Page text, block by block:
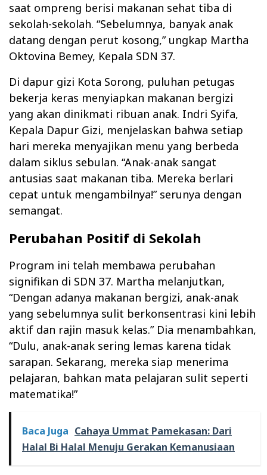
saat ompreng berisi makanan sehat tiba di
sekolah-sekolah. “Sebelumnya, banyak anak
datang dengan perut kosong,” ungkap Martha
Oktovina Bemey, Kepala SDN 37.
Di dapur gizi Kota Sorong, puluhan petugas
bekerja keras menyiapkan makanan bergizi
yang akan dinikmati ribuan anak. Indri Syifa,
Kepala Dapur Gizi, menjelaskan bahwa setiap
hari mereka menyajikan menu yang berbeda
dalam siklus sebulan. “Anak-anak sangat
antusias saat makanan tiba. Mereka berlari
cepat untuk mengambilnya!” serunya dengan
semangat.
Perubahan Positif di Sekolah
Program ini telah membawa perubahan
signifikan di SDN 37. Martha melanjutkan,
“Dengan adanya makanan bergizi, anak-anak
yang sebelumnya sulit berkonsentrasi kini lebih
aktif dan rajin masuk kelas.” Dia menambahkan,
“Dulu, anak-anak sering lemas karena tidak
sarapan. Sekarang, mereka siap menerima
pelajaran, bahkan mata pelajaran sulit seperti
matematika!”
Baca Juga Cahaya Ummat Pamekasan: Dari
Halal Bi Halal Menuju Gerakan Kemanusiaan